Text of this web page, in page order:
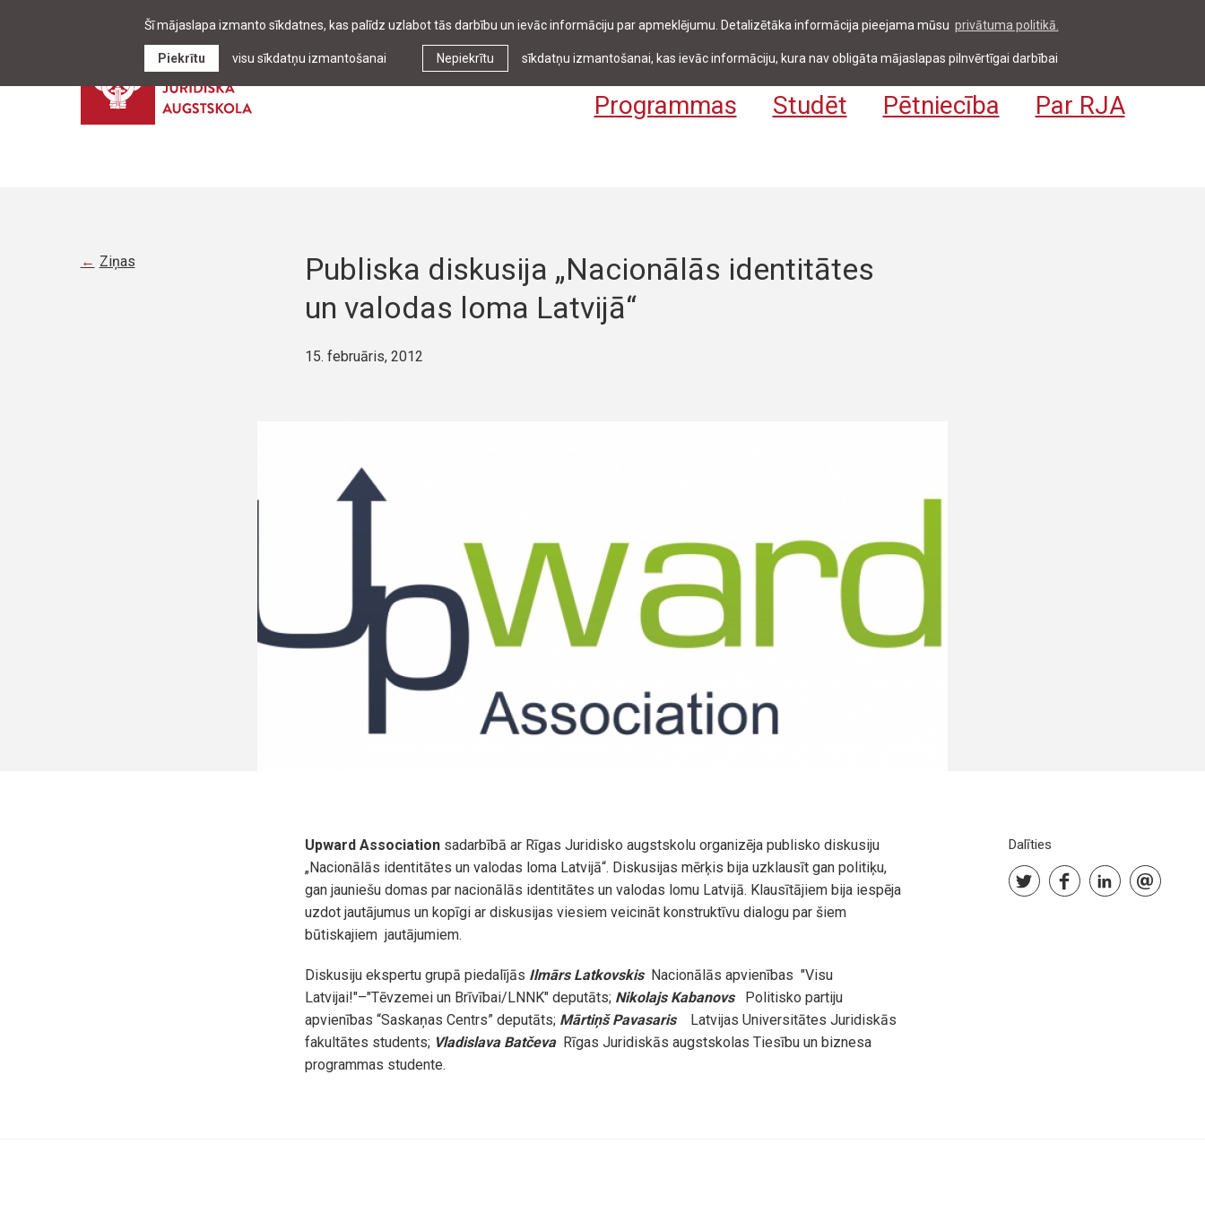
Šī mājaslapa izmanto sīkdatnes, kas palīdz uzlabot tās darbību un ievāc informāciju par apmeklējumu. Detalizētāka informācija pieejama mūsu privātuma politikā.
Nepiekrītu sīkdatņu izmantošanai, kas ievāc informāciju, kura nav obligāta mājaslapas pilnvērtīgai darbībai
Piekrītu visu sīkdatņu izmantošanai Ziņas & pasākumi Bibliotēka Kontakti Studentiem & darbiniekiem Pieteikties
Programmas Studēt Pētniecība Par RJA
Ziņas
Publiska diskusija „Nacionālās identitātes
un valodas loma Latvijā“
15. februāris, 2012
Upward Associationsadarbībā ar Rīgas Juridisko augstskolu organizēja publisko diskusiju
„Nacionālās identitātes un valodas loma Latvijā“. Diskusijas mērķis bija uzklausīt gan politiķu,
gan jauniešu domas par nacionālās identitātes un valodas lomu Latvijā. Klausītājiem bija iespēja
uzdot jautājumus un kopīgi ar diskusijas viesiem veicināt konstruktīvu dialogu par šiem
būtiskajiem jautājumiem.
Diskusiju ekspertu grupā piedalījās Ilmārs LatkovskisNacionālās apvienības "Visu
Latvijai!"–"Tēvzemei un Brīvībai/LNNK" deputāts; Nikolajs KabanovsPolitisko partiju
apvienības “Saskaņas Centrs” deputāts; Mārtiņš PavasarisLatvijas Universitātes Juridiskās
fakultātes students; Vladislava BatčevaRīgas Juridiskās augstskolas Tiesību un biznesa
programmas studente.
Dalīties